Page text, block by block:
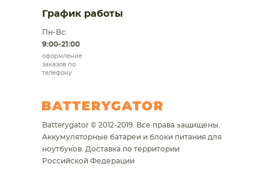
График работы
Пн-Вс:
9:00-21:00
оформление
заказов по
телефону
Batterygator © 2012-2019. Все права защищены.
Аккумуляторные батареи и блоки питания для
ноутбуков. Доставка по территории
Российской Федерации